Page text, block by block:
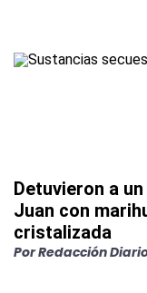
Detuvieron a
Juan con
cristalizada
PorRedacción